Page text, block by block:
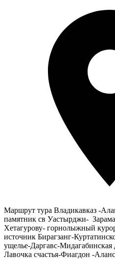
Маршрут тура Владикавказ -
памятник св Уастырджи-
Хетагурову- горнолыжный
источник Бирагзанг-
ущелье-Даргавс-Мидагабинская
Лавочка счастья-Фиагдон -